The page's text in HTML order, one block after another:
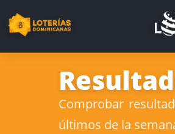
Comprobar
últimos de la